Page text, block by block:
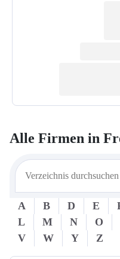
Alle Firmen in
A B D E
L
M N O
V
W Y Z